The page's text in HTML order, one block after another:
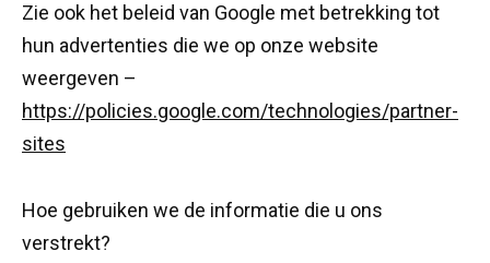
Zie ook het beleid van Google met betrekking tot
hun advertenties die we op onze website
weergeven –
https://policies.google.com/technologies/partner-
sites
Hoe gebruiken we de informatie die u ons
verstrekt?